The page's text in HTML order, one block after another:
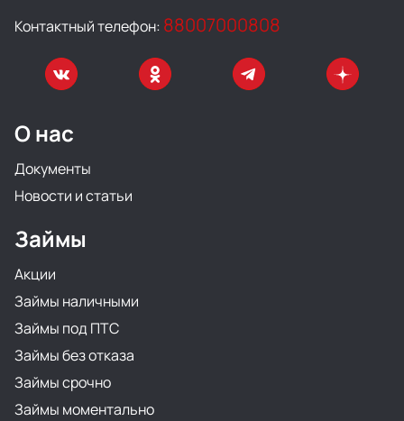
Контактный телефон: 88007000808
О нас
Документы
Новости и статьи
Займы
Акции
Займы наличными
Займы под ПТС
Займы без отказа
Займы срочно
Займы моментально